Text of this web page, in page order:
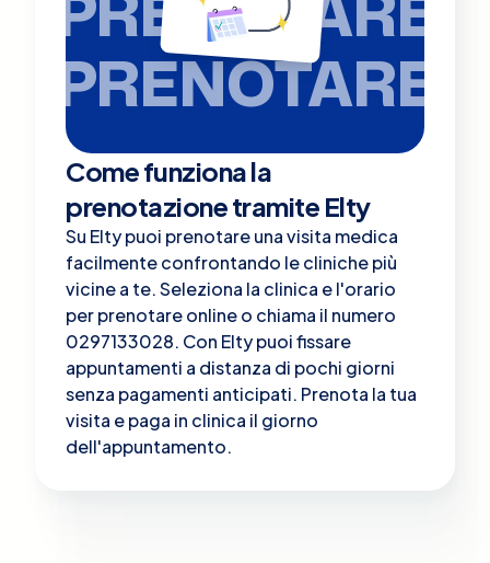
PRENOTARE
Come funziona la
prenotazione tramite Elty
Su Elty puoi prenotare una visita medica
facilmente confrontando le cliniche più
vicine a te. Seleziona la clinica e l'orario
per prenotare online o chiama il numero
0297133028. Con Elty puoi fissare
appuntamenti a distanza di pochi giorni
senza pagamenti anticipati. Prenota la tua
visita e paga in clinica il giorno
dell'appuntamento.